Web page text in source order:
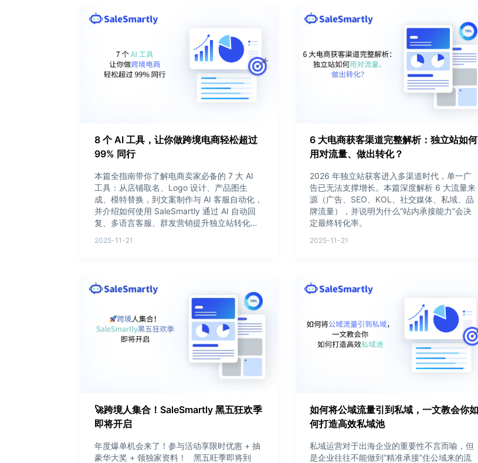
8 个 AI 工具，让你做跨境电商轻松超过
99% 同行
本篇全指南带你了解电商卖家必备的 7 大 AI
工具：从店铺取名、Logo 设计、产品图生
成、模特替换，到文案制作与 AI 客服自动化，
并介绍如何使用 SaleSmartly 通过 AI 自动回
复、多语言客服、群发营销提升独立站转化
2025-11-21
6 大电商获客渠道完整解析：独立站如何
用对流量、做出转化？
2026 年独立站获客进入多渠道时代，单一广
告已无法支撑增长。本篇深度解析 6 大流量来
源（广告、SEO、KOL、社交媒体、私域、品
牌流量），并说明为什么“站内承接能力”会决
定最终转化率。
2025-11-21
🚀跨境人集合！SaleSmartly 黑五狂欢季
即将开启
年度爆单机会来了！参与活动享限时优惠 + 抽
豪华大奖 + 领独家资料！ 黑五旺季即将到
如何将公域流量引到私域，一文教会你如
何打造高效私域池
私域运营对于出海企业的重要性不言而喻，但
是企业往往不能做到“精准承接”住公域来的流